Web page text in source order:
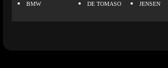
BMW
DE TOMASO
JENSEN